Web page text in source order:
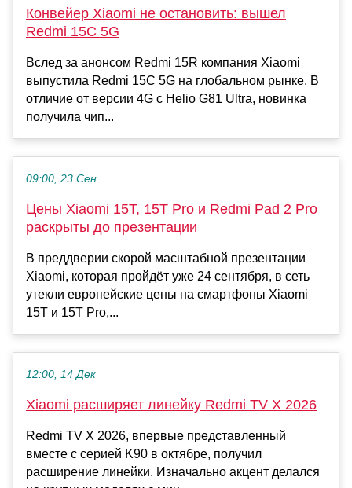
Конвейер Xiaomi не остановить: вышел
Redmi 15C 5G
Вслед за анонсом Redmi 15R компания Xiaomi
выпустила Redmi 15C 5G на глобальном рынке. В
отличие от версии 4G с Helio G81 Ultra, новинка
получила чип...
09:00, 23 Сен
Цены Xiaomi 15T, 15T Pro и Redmi Pad 2 Pro
раскрыты до презентации
В преддверии скорой масштабной презентации
Xiaomi, которая пройдёт уже 24 сентября, в сеть
утекли европейские цены на смартфоны Xiaomi
15T и 15T Pro,...
12:00, 14 Дек
Xiaomi расширяет линейку Redmi TV X 2026
Redmi TV X 2026, впервые представленный
вместе с серией K90 в октябре, получил
расширение линейки. Изначально акцент делался